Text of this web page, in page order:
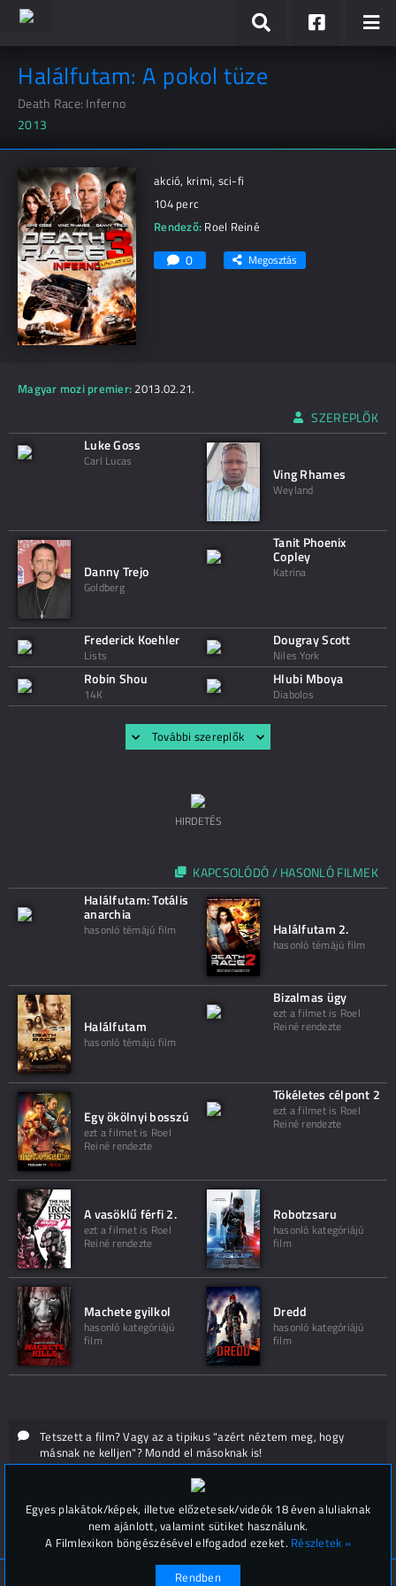
Halálfutam: A pokol tüze
Death Race: Inferno
2013
akció, krimi, sci-fi
104 perc
Rendező: Roel Reiné
0 Megosztás
Magyar mozi premier: 2013.02.21.
SZEREPLŐK
Luke Goss
Carl Lucas
Ving Rhames
Weyland
Danny Trejo
Goldberg
Tanit Phoenix
Copley
Katrina
Frederick Koehler
Lists
Dougray Scott
Niles York
Robin Shou
14K
Hlubi Mboya
Diabolos
További szereplők
HIRDETÉS
KAPCSOLÓDÓ / HASONLÓ FILMEK
Halálfutam: Totális
anarchia
hasonló témájú film Halálfutam 2.
hasonló témájú film
Halálfutam
hasonló témájú film
Bizalmas ügy
ezt a filmet is Roel
Reiné rendezte
Egy ökölnyi bosszú
ezt a filmet is Roel
Reiné rendezte
Tökéletes célpont 2
ezt a filmet is Roel
Reiné rendezte
A vasöklű férfi 2.
ezt a filmet is Roel
Reiné rendezte
Robotzsaru
hasonló kategóriájú
film
Machete gyilkol
hasonló kategóriájú
film
Dredd
hasonló kategóriájú
film
Tetszett a film? Vagy az a tipikus "azért néztem meg, hogy
másnak ne kelljen"? Mondd el másoknak is!
Hozzászólások (
© Filmlexikon 2019-2026 Kapcsolat, impresszum
Egyes plakátok/képek, illetve előzetesek/videók 18 éven aluliaknak
nem ajánlott, valamint sütiket használunk.
A Filmlexikon böngészésével elfogadod ezeket. Részletek »
Rendben